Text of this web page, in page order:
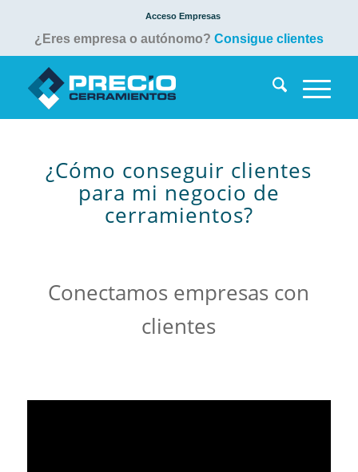
Acceso Empresas
¿Eres empresa o autónomo? Consigue clientes
¿Cómo conseguir clientes
para mi negocio de
cerramientos?
Conectamos empresas con
clientes